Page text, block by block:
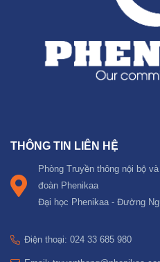
THÔNG TIN LIÊN HỆ
Phòng Truyền thông nội bộ
đoàn Phenikaa
Đại học Phenikaa - Đường
Điện thoại: 024 33 685 980